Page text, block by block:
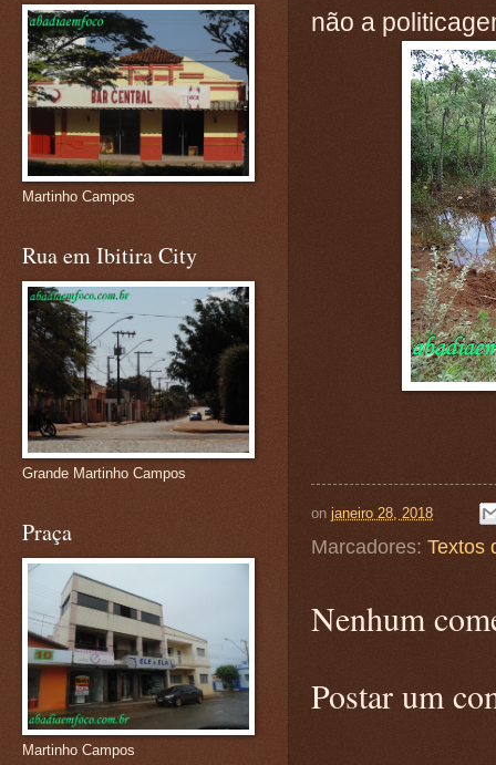
não a
on janeiro 28, 2018
Marcadores: Textos
Nenhum
Postar um
Martinho Campos
Rua em Ibitira City
Grande Martinho Campos
Praça
Martinho Campos